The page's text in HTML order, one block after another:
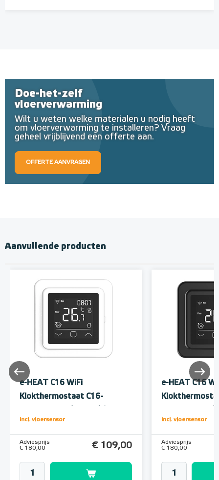
Doe-het-zelf
vloerverwarming
Wilt u weten welke materialen u nodig heeft
om vloerverwarming te installeren? Vraag
geheel vrijblijvend een offerte aan.
OFFERTE AANVRAGEN
Aanvullende producten
e-HEAT C16 WiFi
Klokthermostaat C16-
9010 Wit
incl. vloersensor
Adviesprijs
€ 180,00
€ 109,00
e-HEAT C16
9011 Zwart
incl. vloersensor
Adviesprijs
€ 180,00